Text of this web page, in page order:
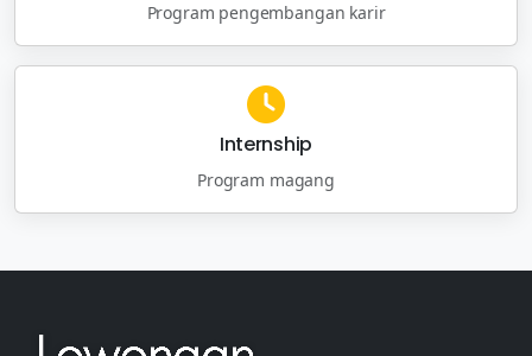
Program pengembangan karir
Internship
Program magang